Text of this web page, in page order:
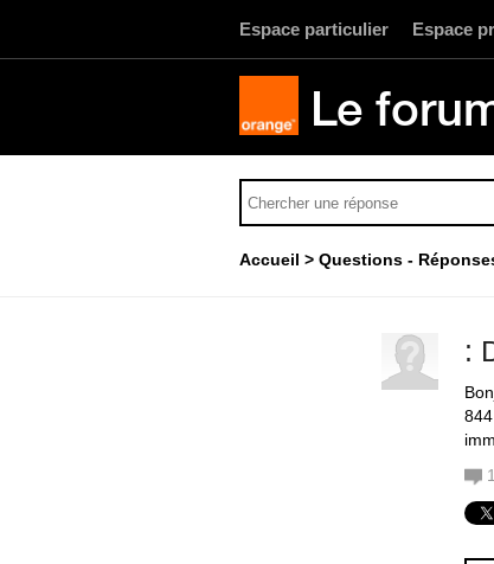
Espace particulier Espace
Le
Accueil Questions -
:
1